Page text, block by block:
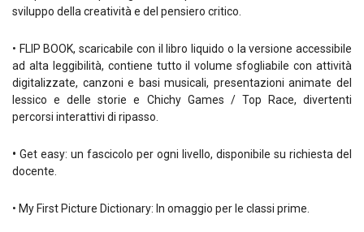
sviluppo della creatività e del pensiero critico.
• FLIP BOOK, scaricabile con il libro liquido o la versione accessibile
ad alta leggibilità, contiene tutto il volume sfogliabile con attività
digitalizzate, canzoni e basi musicali, presentazioni animate del
lessico e delle storie e Chichy Games / Top Race, divertenti
percorsi interattivi di ripasso.
• Get easy: un fascicolo per ogni livello, disponibile su richiesta del
docente.
• My First Picture Dictionary: In omaggio per le classi prime.